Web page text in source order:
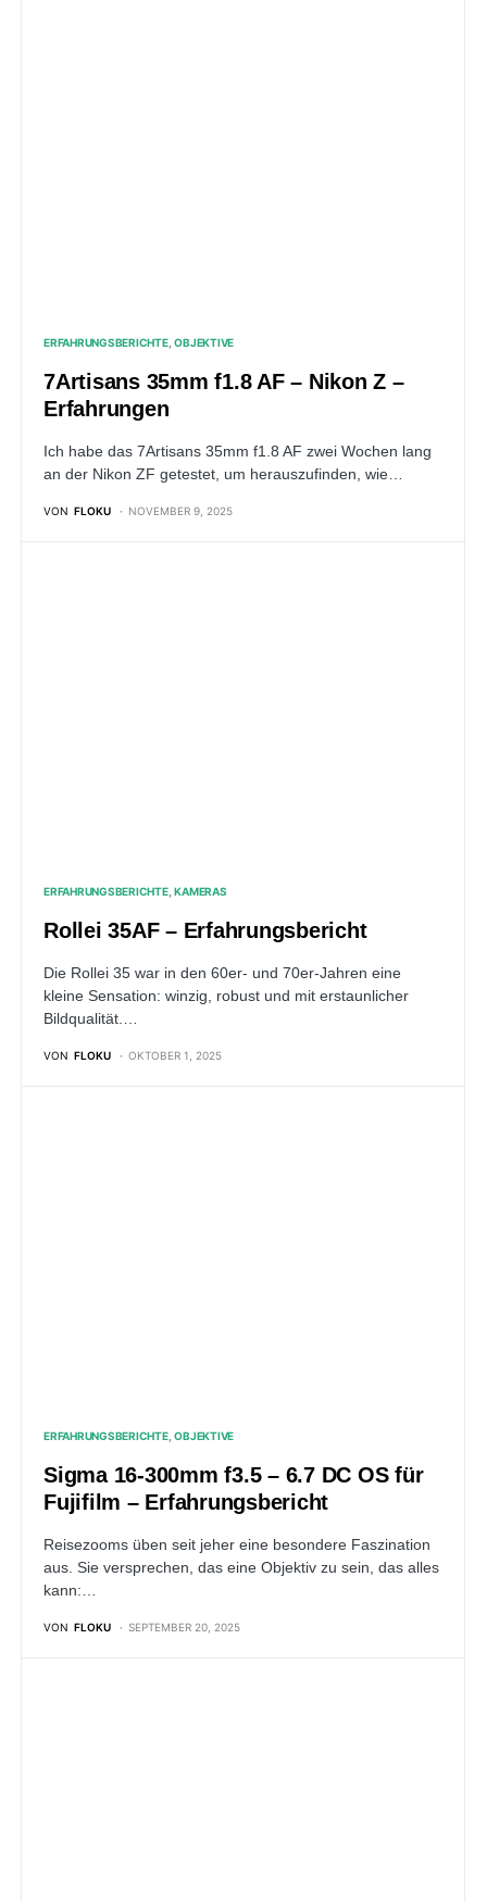
ERFAHRUNGSBERICHTE OBJEKTIVE
7Artisans 35mm f1.8 AF – Nikon Z –
Erfahrungen
Ich habe das 7Artisans 35mm f1.8 AF zwei Wochen lang
an der Nikon ZF getestet, um herauszufinden, wie…
VON FLOKU NOVEMBER 9, 2025
ERFAHRUNGSBERICHTE KAMERAS
Rollei 35AF – Erfahrungsbericht
Die Rollei 35 war in den 60er- und 70er-Jahren eine
kleine Sensation: winzig, robust und mit erstaunlicher
Bildqualität.…
VON FLOKU OKTOBER 1, 2025
ERFAHRUNGSBERICHTE OBJEKTIVE
Sigma 16-300mm f3.5 – 6.7 DC OS für
Fujifilm – Erfahrungsbericht
Reisezooms üben seit jeher eine besondere Faszination
aus. Sie versprechen, das eine Objektiv zu sein, das alles
kann:…
VON FLOKU SEPTEMBER 20, 2025